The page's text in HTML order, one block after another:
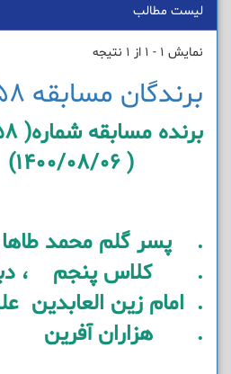
لیست مطالب
نمایش 1 - 1 از 1 نتیجه
برندگان مسابقه 458
برنده مسابقه شماره( 458)
( 1400/08/06)
. پسر گلم محمد طاها
. کلاس پنجم ،
. امام زین العابدین
. هزاران آفرین